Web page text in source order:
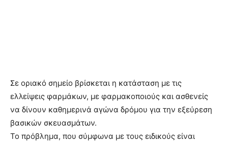
Σε οριακό σημείο βρίσκεται η κατάσταση με τις
ελλείψεις φαρμάκων, με φαρμακοποιούς και ασθενείς
να δίνουν καθημερινά αγώνα δρόμου για την εξεύρεση
βασικών σκευασμάτων.
Το πρόβλημα, που σύμφωνα με τους ειδικούς είναι